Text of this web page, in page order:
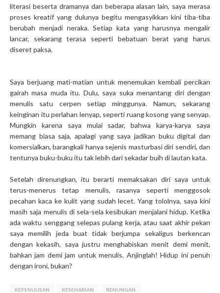
literasi beserta dramanya dan beberapa alasan lain, saya merasa
proses kreatif yang dulunya begitu mengasyikkan kini tiba-tiba
berubah menjadi neraka. Setiap kata yang harusnya mengalir
lancar, sekarang terasa seperti bebatuan berat yang harus
diseret paksa.
Saya berjuang mati-matian untuk menemukan kembali percikan
gairah masa muda itu. Dulu, saya suka menantang diri dengan
menulis satu cerpen setiap minggunya. Namun, sekarang
keinginan itu perlahan lenyap, seperti ruang kosong yang senyap.
Mungkin karena saya mulai sadar, bahwa karya-karya saya
memang biasa saja, apalagi yang saya jadikan buku digital dan
komersialkan, barangkali hanya sejenis masturbasi diri sendiri, dan
tentunya buku-buku itu tak lebih dari sekadar buih di lautan kata.
Setelah direnungkan, itu berarti memaksakan diri saya untuk
terus-menerus tetap menulis, rasanya seperti menggosok
pecahan kaca ke kulit yang sudah lecet. Yang tololnya, saya kini
masih saja menulis di sela-sela kesibukan menjalani hidup. Ketika
ada waktu senggang selepas pulang kerja, atau saat akhir pekan
saya memilih jeda buat tidak berjumpa sekaligus berkencan
dengan kekasih, saya justru menghabiskan menit demi menit,
bahkan jam demi jam untuk menulis. Anjinglah! Hidup ini penuh
dengan ironi, bukan?
KEPENULISAN KESEHARIAN RENUNGAN